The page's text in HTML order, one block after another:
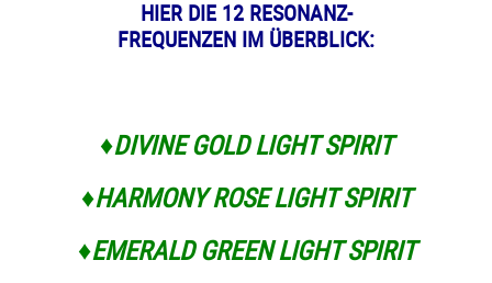
HIER DIE 12 RESONANZ-
FREQUENZEN IM ÜBERBLICK:
♦DIVINE GOLD LIGHT SPIRIT
♦HARMONY ROSE LIGHT SPIRIT
♦EMERALD GREEN LIGHT SPIRIT